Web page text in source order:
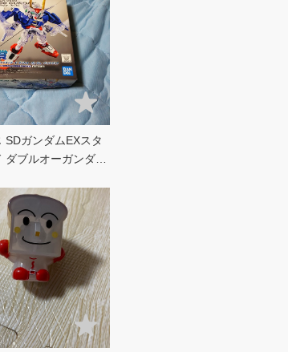
SDガンダムEXスタ
ダブルオーガンダム